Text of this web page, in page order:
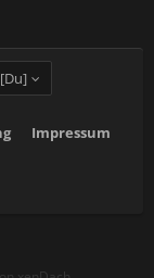
Impressum